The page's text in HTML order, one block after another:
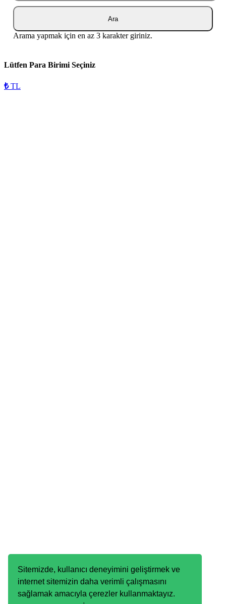
Sitemizde, kullanıcı deneyimini geliştirmek ve
internet sitemizin daha verimli çalışmasını
sağlamak amacıyla çerezler kullanmaktayız.
Ara
Arama yapmak için en az 3 karakter giriniz.
Lütfen Para Birimi Seçiniz
₺TL